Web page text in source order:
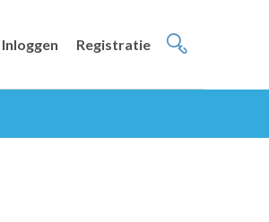
Inloggen Registratie